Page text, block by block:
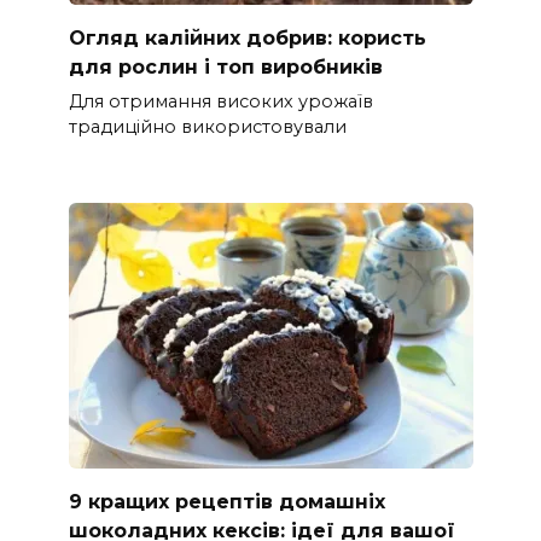
Огляд калійних добрив: користь
для рослин і топ виробників
Для отримання високих урожаїв
традиційно використовували
9 кращих рецептів домашніх
шоколадних кексів: ідеї для вашої